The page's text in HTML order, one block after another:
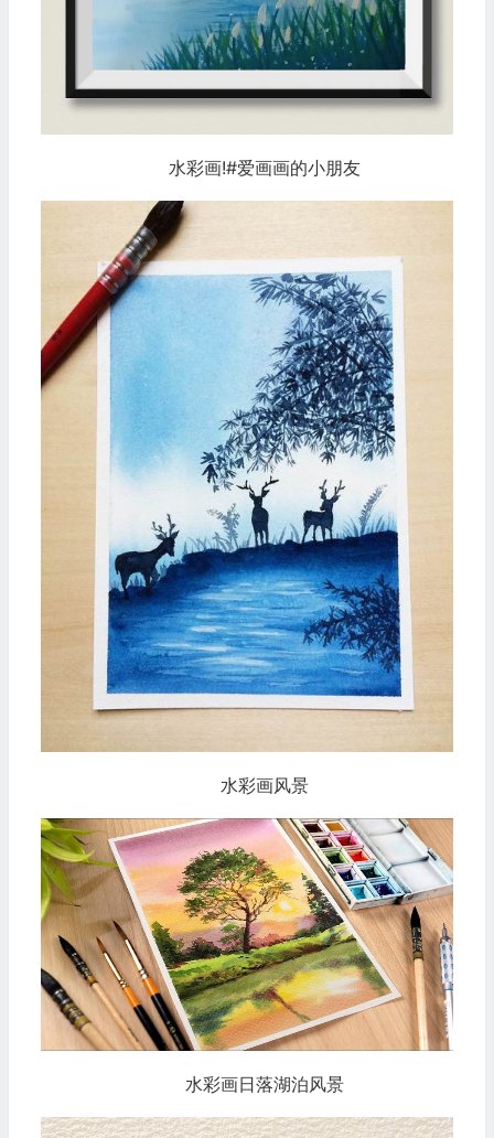
水彩画!#爱画画的小朋友
水彩画风景
水彩画日落湖泊风景